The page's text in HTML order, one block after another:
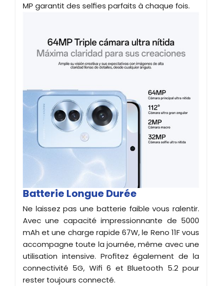
MP garantit des selfies parfaits à chaque fois.
Batterie Longue Durée
Ne laissez pas une batterie faible vous ralentir.
Avec une capacité impressionnante de 5000
mAh et une charge rapide 67W, le Reno 11F vous
accompagne toute la journée, même avec une
utilisation intensive. Profitez également de la
connectivité 5G, Wifi 6 et Bluetooth 5.2 pour
rester toujours connecté.